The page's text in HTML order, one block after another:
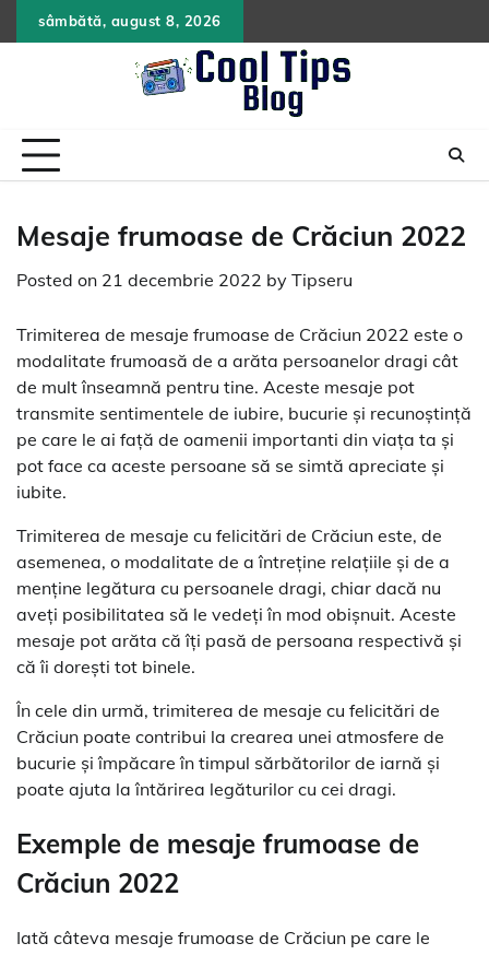
to
sâmbătă, august 8, 2026
Mesaje frumoase de Crăciun 2022
Posted on 21 decembrie 2022 by Tipseru
Trimiterea de mesaje frumoase de Crăciun 2022 este o
modalitate frumoasă de a arăta persoanelor dragi cât
de mult înseamnă pentru tine. Aceste mesaje pot
transmite sentimentele de iubire, bucurie și recunoștință
pe care le ai față de oamenii importanti din viața ta și
pot face ca aceste persoane să se simtă apreciate și
iubite.
Trimiterea de mesaje cu felicitări de Crăciun este, de
asemenea, o modalitate de a întreține relațiile și de a
menține legătura cu persoanele dragi, chiar dacă nu
aveți posibilitatea să le vedeți în mod obișnuit. Aceste
mesaje pot arăta că îți pasă de persoana respectivă și
că îi dorești tot binele.
În cele din urmă, trimiterea de mesaje cu felicitări de
Crăciun poate contribui la crearea unei atmosfere de
bucurie și împăcare în timpul sărbătorilor de iarnă și
poate ajuta la întărirea legăturilor cu cei dragi.
Exemple de mesaje frumoase de
Crăciun 2022
Iată câteva mesaje frumoase de Crăciun pe care le